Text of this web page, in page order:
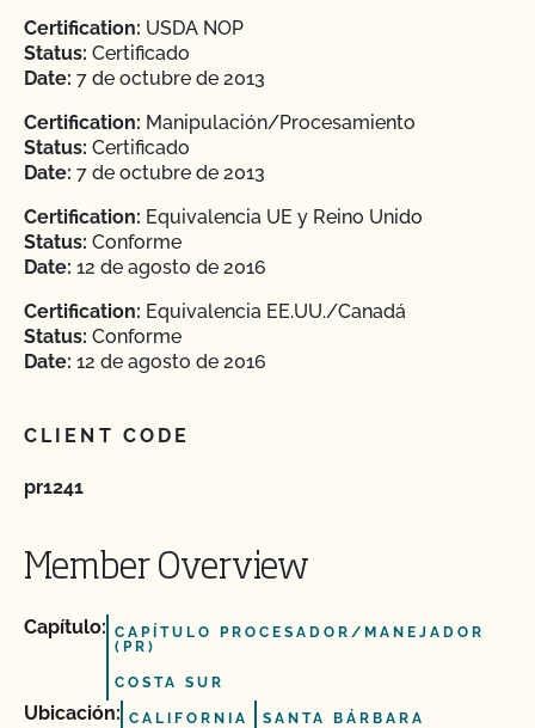
Certification: USDA NOP
Status: Certificado
Date: 7 de octubre de 2013
Certification: Manipulación/Procesamiento
Status: Certificado
Date: 7 de octubre de 2013
Certification: Equivalencia UE y Reino Unido
Status: Conforme
Date: 12 de agosto de 2016
Certification: Equivalencia EE.UU./Canadá
Status: Conforme
Date: 12 de agosto de 2016
CLIENT CODE
pr1241
Member Overview
Capítulo: CAPÍTULO PROCESADOR/MANEJADOR
(PR)
COSTA SUR
Ubicación: CALIFORNIA SANTA BÁRBARA